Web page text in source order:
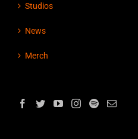
Studios
News
Merch